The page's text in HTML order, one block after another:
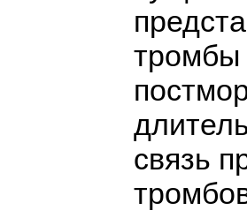
тромбы
связь